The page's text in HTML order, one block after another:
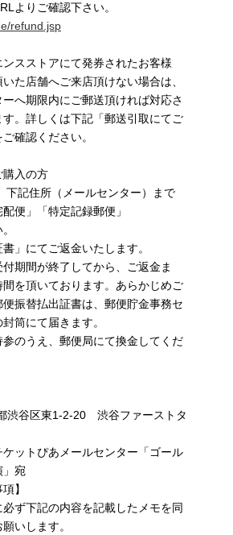
よりご確認下さい。
refund.jsp
スストアにて発券されたお客様
た店舗へご来店頂けない場合は、
へ期限内にご郵送頂ければ対応さ
。詳しくは下記「郵送引取にてご
確認ください。
購入の方
下記住所（メールセンター）まで
配便」「特定記録郵便」
書」にてご返金いたします。
期間が終了してから、ご返金ま
を頂いております。あらかじめご
振替払出証書は、郵便貯金事務セ
筒にて届きます。
のうえ、郵便局にて換金してくだ
渋谷区東1-2-20 渋谷ファーストタ
ットぴあメールセンター「ゴール
」宛
】
ず下記の内容を記載したメモを同
いします。